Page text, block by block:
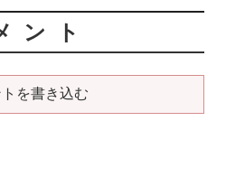
ント
を書き込む